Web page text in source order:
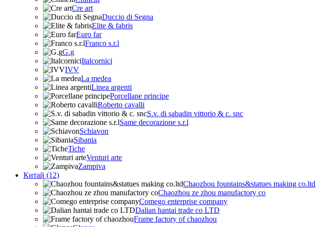
Cre art
Duccio di Segna
Elite & fabris
Euro far
Franco s.r.l
G.g
Italcornici
IVV
La medea
Linea argenti
Porcellane principe
Roberto cavalli
S.v. di sabadin vittorio & c. snc
Same decorazione s.r.l
Schiavon
Sibania
Tiche
Venturi arte
Zampiva
Китай (12)
Chaozhou fountains&statues making co.ltd
Chaozhou ze zhou manufactory co
Comego enterprise company
Dalian hantai trade co LTD
Frame factory of chaozhou